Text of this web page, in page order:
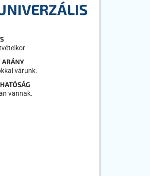
ARÁNY
várunk.
vannak.